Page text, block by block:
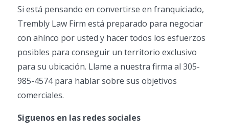
Si está pensando en convertirse en franquiciado,
Trembly Law Firm está preparado para negociar
con ahínco por usted y hacer todos los esfuerzos
posibles para conseguir un territorio exclusivo
para su ubicación. Llame a nuestra firma al 305-
985-4574 para hablar sobre sus objetivos
comerciales.
Siguenos en las redes sociales